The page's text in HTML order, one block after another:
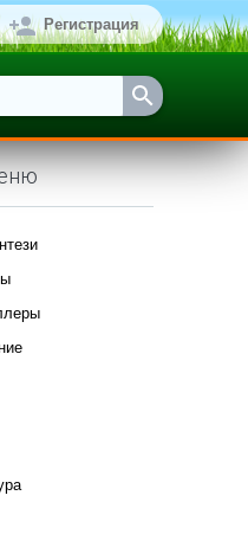
Регистрация